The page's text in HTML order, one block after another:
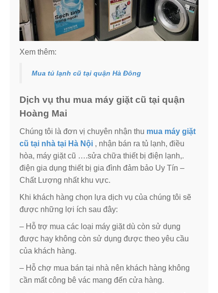
Xem thêm:
Mua tủ lạnh cũ tại quận Hà Đông
Dịch vụ thu mua máy giặt cũ tại quận
Hoàng Mai
Chúng tôi là đơn vị chuyên nhận thu mua máy giặt
cũ tại nhà tại Hà Nội , nhận bán ra tủ lạnh, điều
hòa, máy giặt cũ ….sửa chữa thiết bị điện lạnh,.
điện gia dụng thiết bị gia đình đảm bảo Uy Tín –
Chất Lượng nhất khu vực.
Khi khách hàng chọn lựa dịch vụ của chúng tôi sẽ
được những lợi ích sau đây:
– Hỗ trợ mua các loại máy giặt dù còn sử dụng
được hay không còn sử dụng được theo yêu cầu
của khách hàng.
– Hỗ chợ mua bán tại nhà nên khách hàng không
cần mất công bê vác mang đến cửa hàng.